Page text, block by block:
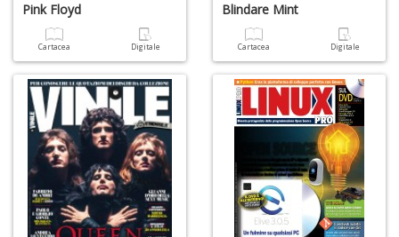
Pink Floyd
Cartacea Digitale
Blindare Mint
Cartacea Digitale